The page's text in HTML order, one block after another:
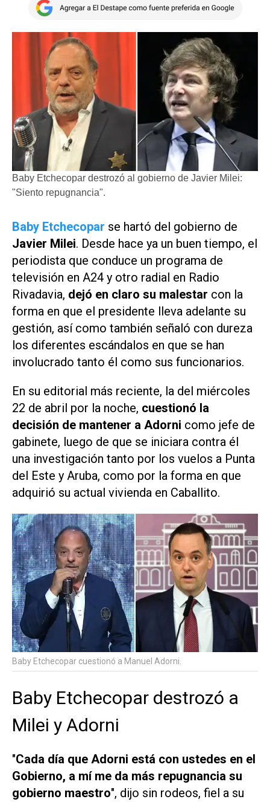
Baby Etchecopar destrozó al gobierno de Javier Milei:
"Siento repugnancia".
Baby Etchecopar se hartó del gobierno de
Javier Milei. Desde hace ya un buen tiempo, el
periodista que conduce un programa de
televisión en A24 y otro radial en Radio
Rivadavia, dejó en claro su malestar con la
forma en que el presidente lleva adelante su
gestión, así como también señaló con dureza
los diferentes escándalos en que se han
involucrado tanto él como sus funcionarios.
En su editorial más reciente, la del miércoles
22 de abril por la noche, cuestionó la
decisión de mantener a Adorni como jefe de
gabinete, luego de que se iniciara contra él
una investigación tanto por los vuelos a Punta
del Este y Aruba, como por la forma en que
adquirió su actual vivienda en Caballito.
Baby Etchecopar cuestionó a Manuel Adorni.
Baby Etchecopar destrozó a
Milei y Adorni
"Cada día que Adorni está con ustedes en el
Gobierno, a mí me da más repugnancia su
gobierno maestro", dijo sin rodeos, fiel a su